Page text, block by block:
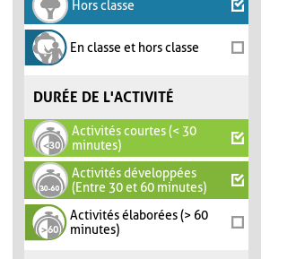
Hors classe
En classe et hors classe
DURÉE DE L'ACTIVITÉ
Activités courtes (< 30
minutes)
Activités développées
(Entre 30 et 60 minutes)
Activités élaborées (> 60
minutes)